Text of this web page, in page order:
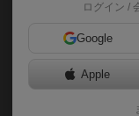
ダイスを使い魔法資
を駆使するボードゲー
～～～～～ プロロー
これは魔法の源とされ
ログイン /
Google
Apple